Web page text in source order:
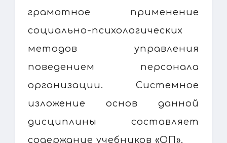
грамотное применение
социально-психологических
методов управления
поведением персонала
организации. Системное
изложение основ данной
дисциплины составляет
содержание учебников «ОП».